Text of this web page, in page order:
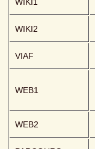
WIKI1
WIKI2
VIAF
WEB1
WEB2